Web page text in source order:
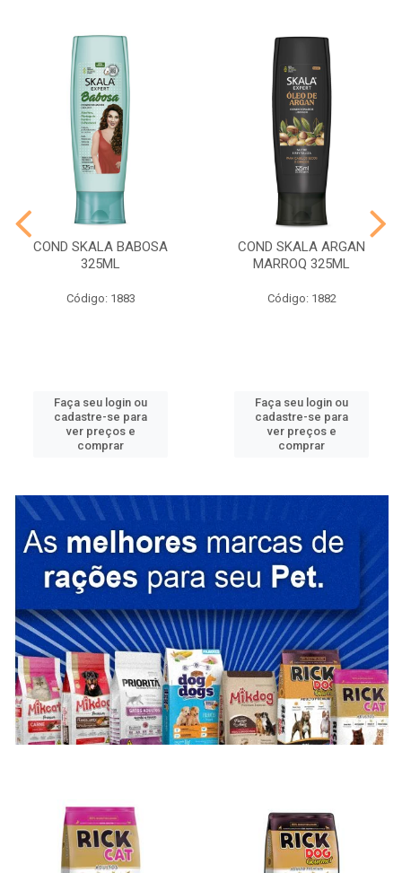
COND SKALA BABOSA
325ML
Código: 1883
Faça seu login ou
cadastre-se para
ver preços e
comprar
COND SKALA ARGAN
MARROQ 325ML
Código: 1882
Faça seu login ou
cadastre-se para
ver preços e
comprar